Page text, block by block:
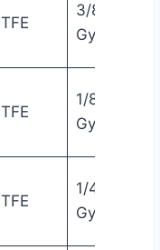
TFE
3/8″
Gyrolok®
TFE
1/8″
Gyrolok®
TFE
1/4″
Gyrolok®